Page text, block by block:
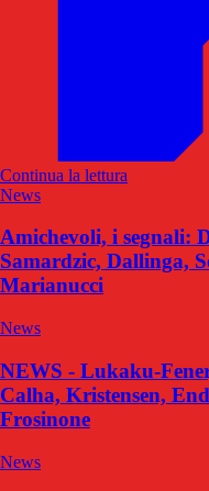
Continua la lettura
News
Amichevoli, i segnali:
Samardzic, Dallinga,
Marianucci
News
NEWS - Lukaku-
Calha, Kristensen,
Frosinone
News